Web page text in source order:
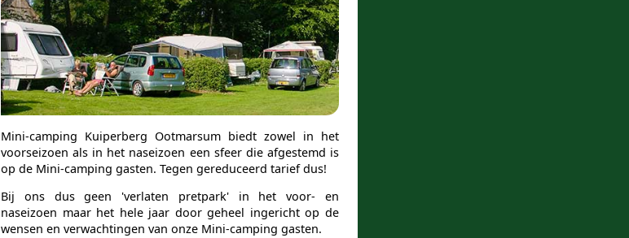
Mini-camping Kuiperberg Ootmarsum biedt zowel in het
voorseizoen als in het naseizoen een sfeer die afgestemd is
op de Mini-camping gasten. Tegen gereduceerd tarief dus!
Bij ons dus geen 'verlaten pretpark' in het voor- en
naseizoen maar het hele jaar door geheel ingericht op de
wensen en verwachtingen van onze Mini-camping gasten.